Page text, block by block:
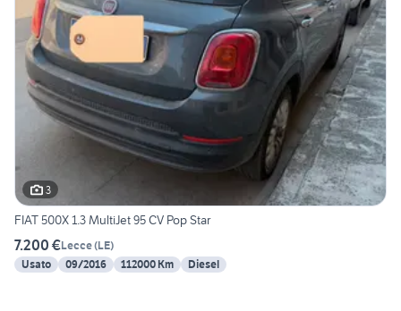
3
FIAT 500X 1.3 MultiJet 95 CV Pop Star
7.200 €Lecce(LE)
Usato
09/2016 112000 Km Diesel